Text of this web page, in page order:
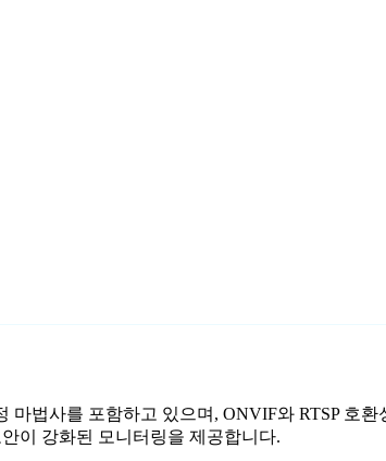
법사를 포함하고 있으며, ONVIF와 RTSP 호환
이 강화된 모니터링을 제공합니다.